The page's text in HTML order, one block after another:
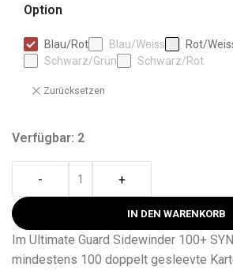
Option
Blau/Rot Blau/Weiss
Rot/
Schwarz/Grün
Schwarz/Rot
Zurücksetzen
Verfügbar: 2
- +
IN DEN WARENKORB
Im Ultimate Guard Sidewinder 100+
mindestens 100 doppelt gesleevte